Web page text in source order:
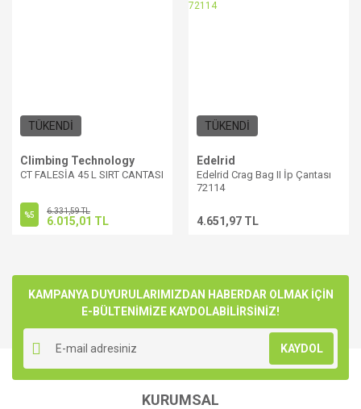
TÜKENDİ
Climbing Technology
CT FALESİA 45 L SIRT CANTASI
%5 6.331,59 TL
6.015,01 TL
TÜKENDİ
Edelrid
Edelrid Crag Bag II İp Çantası
72114
4.651,97 TL
KAMPANYA DUYURULARIMIZDAN HABERDAR OLMAK İÇİN
E-BÜLTENİMİZE KAYDOLABİLİRSİNİZ!
KAYDOL
KURUMSAL